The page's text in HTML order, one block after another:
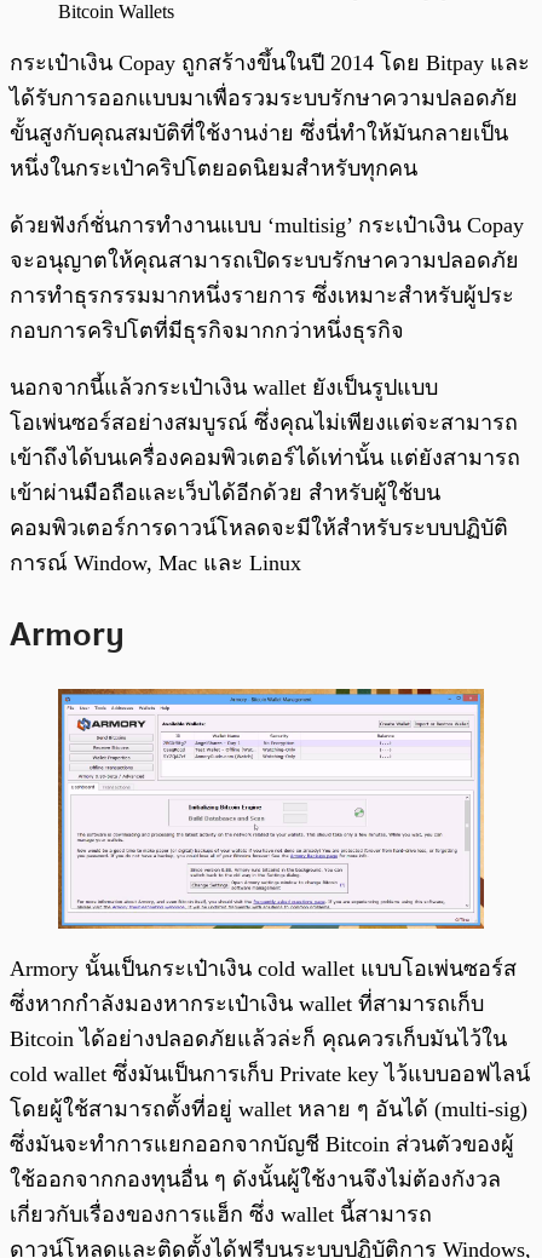
กระเป๋าเงิน Copay ถูกสร้างขึ้นในปี 2014 โดย Bitpay และ
ได้รับการออกแบบมาเพื่อรวมระบบรักษาความปลอดภัย
ขั้นสูงกับคุณสมบัติที่ใช้งานง่าย ซึ่งนี่ทำให้มันกลายเป็น
หนึ่งในกระเป๋าคริปโตยอดนิยมสำหรับทุกคน
ด้วยฟังก์ชั่นการทำงานแบบ ‘multisig’ กระเป๋าเงิน Copay
จะอนุญาตให้คุณสามารถเปิดระบบรักษาความปลอดภัย
การทำธุรกรรมมากหนึ่งรายการ ซึ่งเหมาะสำหรับผู้ประ
กอบการคริปโตที่มีธุรกิจมากกว่าหนึ่งธุรกิจ
นอกจากนี้แล้วกระเป๋าเงิน wallet ยังเป็นรูปแบบ
โอเพ่นซอร์สอย่างสมบูรณ์ ซึ่งคุณไม่เพียงแต่จะสามารถ
เข้าถึงได้บนเครื่องคอมพิวเตอร์ได้เท่านั้น แต่ยังสามารถ
เข้าผ่านมือถือและเว็บได้อีกด้วย สำหรับผู้ใช้บน
คอมพิวเตอร์การดาวน์โหลดจะมีให้สำหรับระบบปฏิบัติ
การณ์ Window, Mac และ Linux
Armory
Armory นั้นเป็นกระเป๋าเงิน cold wallet แบบโอเพ่นซอร์ส
ซึ่งหากกำลังมองหากระเป๋าเงิน wallet ที่สามารถเก็บ
Bitcoin ได้อย่างปลอดภัยแล้วล่ะก็ คุณควรเก็บมันไว้ใน
cold wallet ซึ่งมันเป็นการเก็บ Private key ไว้แบบออฟไลน์
โดยผู้ใช้สามารถตั้งที่อยู่ wallet หลาย ๆ อันได้ (multi-sig)
ซึ่งมันจะทำการแยกออกจากบัญชี Bitcoin ส่วนตัวของผู้
ใช้ออกจากกองทุนอื่น ๆ ดังนั้นผู้ใช้งานจึงไม่ต้องกังวล
เกี่ยวกับเรื่องของการแฮ็ก ซึ่ง wallet นี้สามารถ
ดาวน์โหลดและติดตั้งได้ฟรีบนระบบปฏิบัติการ Windows,